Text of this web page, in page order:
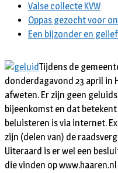
Valse collecte KVW
Oppas gezocht voor
Een bijzonder en
Tijdens de
donderdagavond 23 april in
afweten. Er zijn geen
bijeenkomst en dat
beluisteren is via internet.
zijn (delen van) de
Uiteraard is er wel een
die vinden op